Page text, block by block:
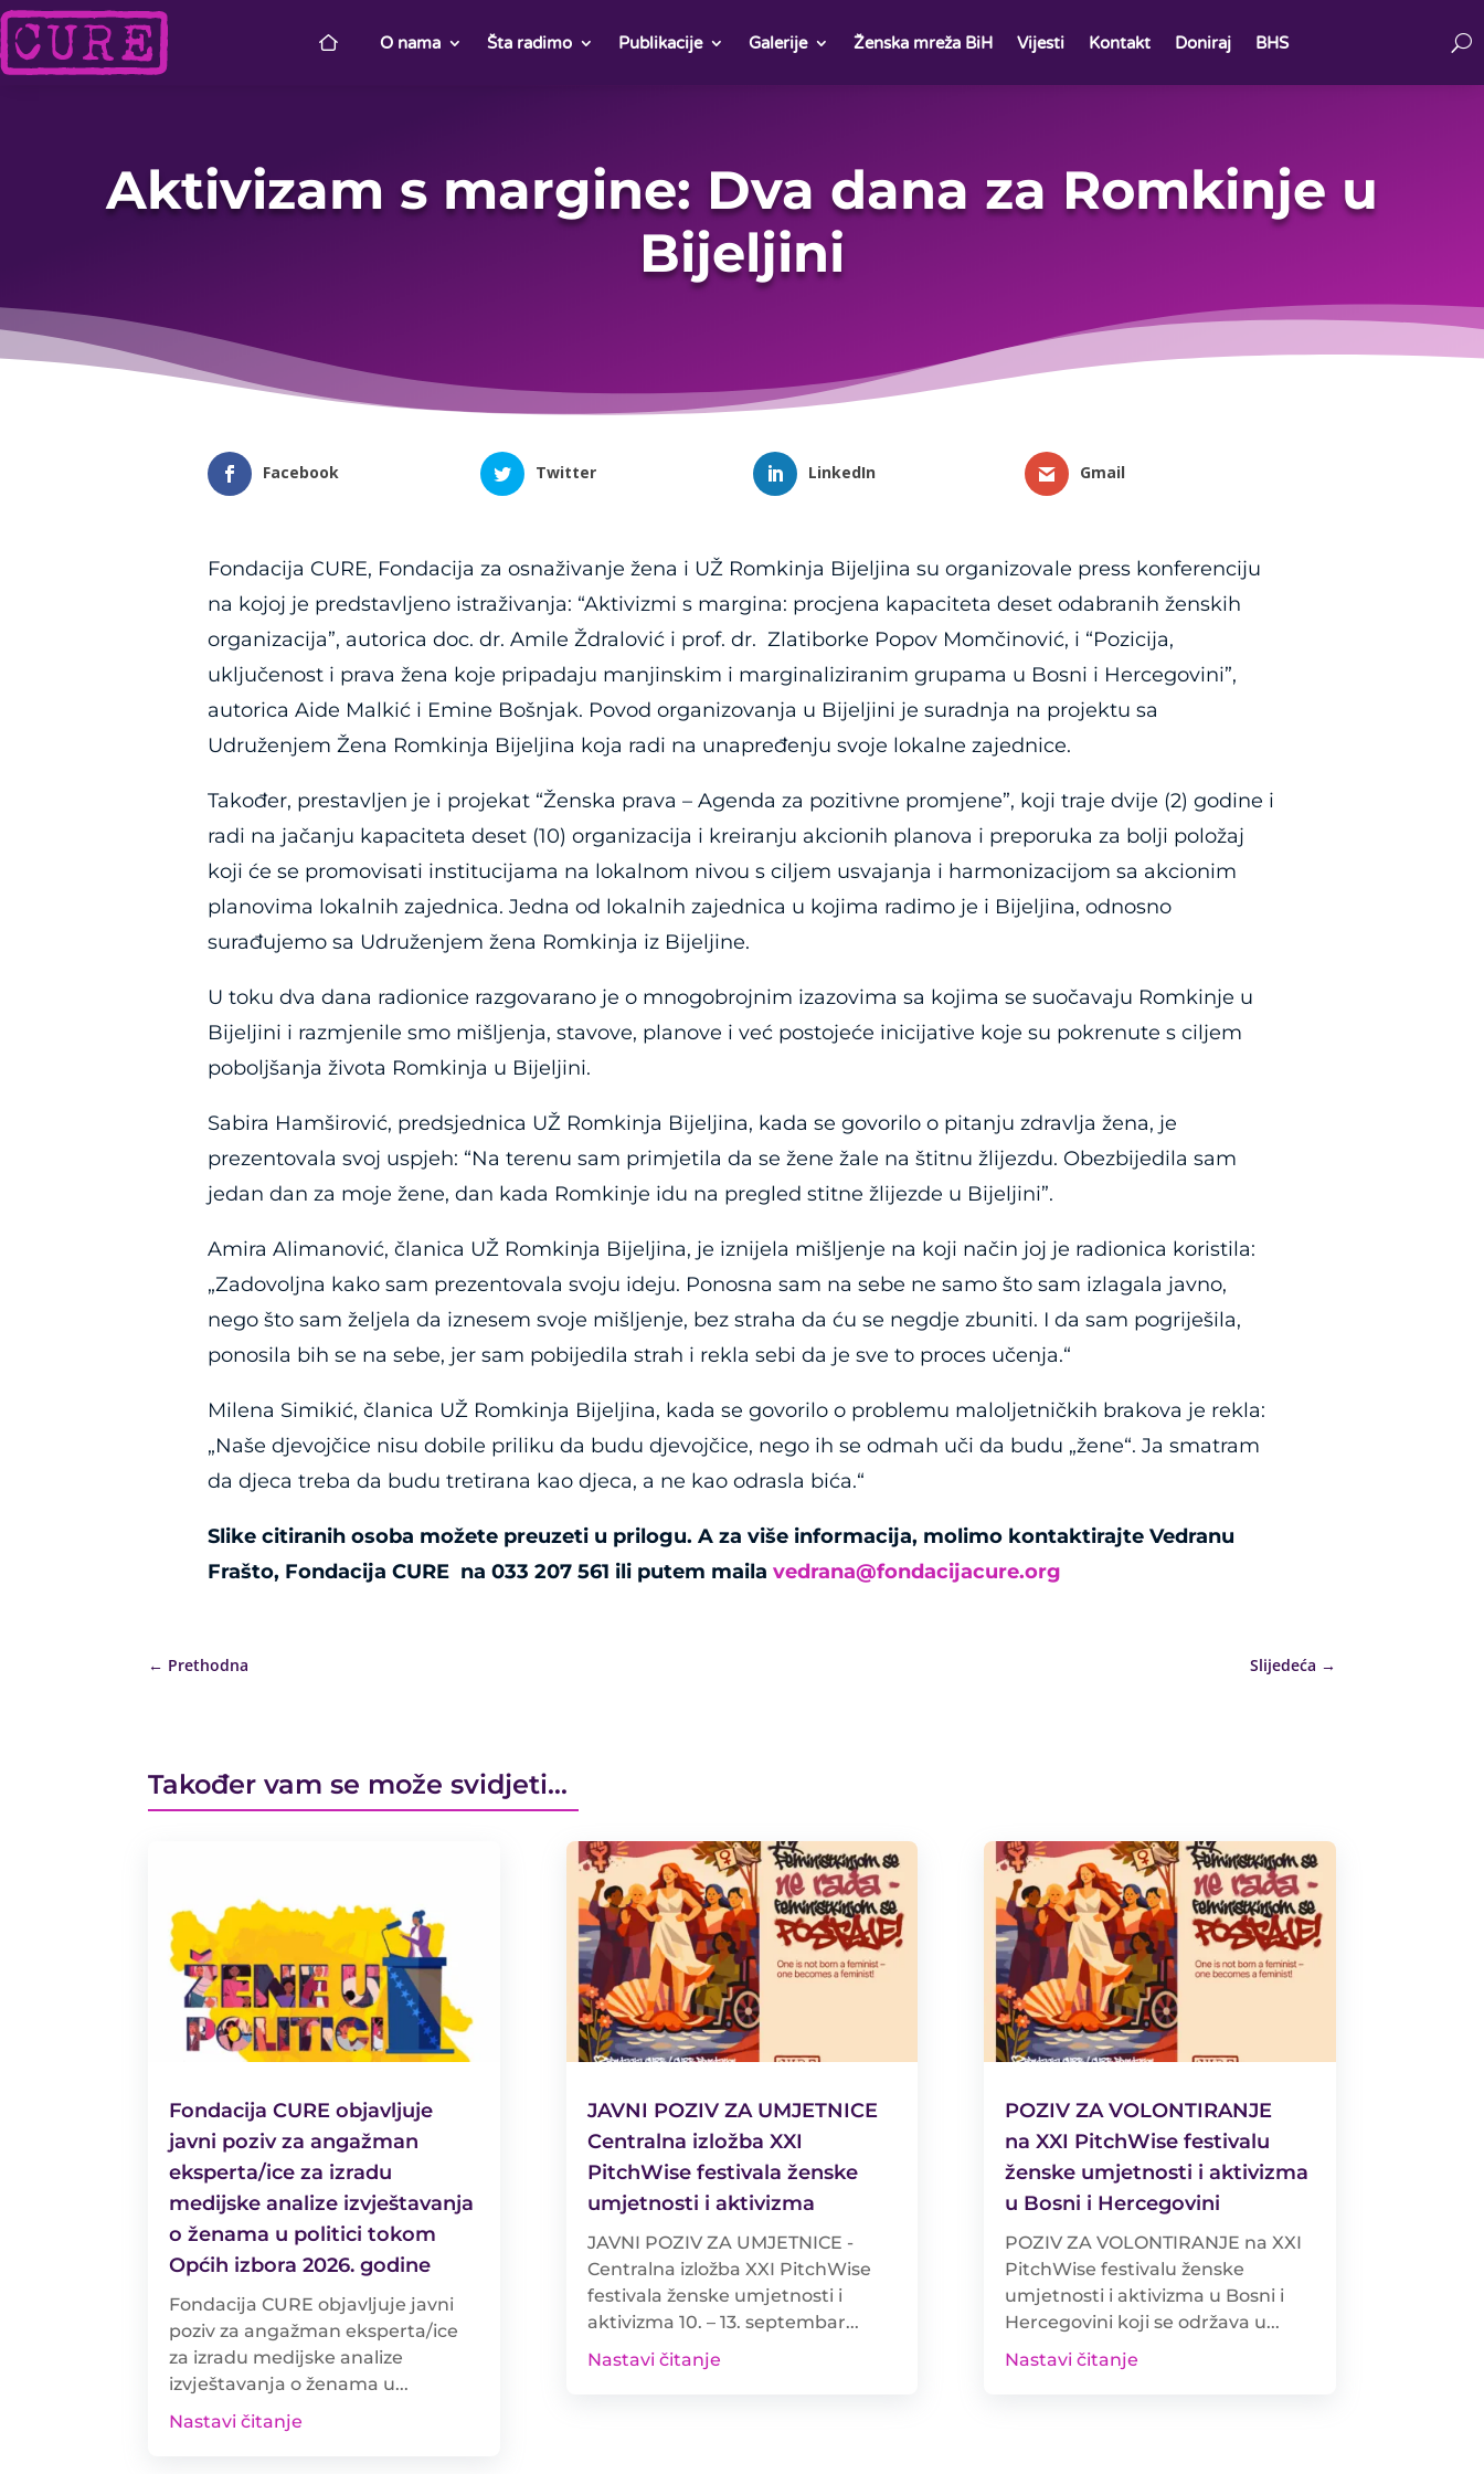
O nama Šta radimo Publikacije Galerije Ženska mreža BiH Vijesti Kontakt Doniraj BHS
Aktivizam s margine: Dva dana za Romkinje u
Bijeljini
Facebook Twitter LinkedIn Gmail
Fondacija CURE, Fondacija za osnaživanje žena i UŽ Romkinja Bijeljina su organizovale press konferenciju
na kojoj je predstavljeno istraživanja: “Aktivizmi s margina: procjena kapaciteta deset odabranih ženskih
organizacija”, autorica doc. dr. Amile Ždralović i prof. dr. Zlatiborke Popov Momčinović, i “Pozicija,
uključenost i prava žena koje pripadaju manjinskim i marginaliziranim grupama u Bosni i Hercegovini”,
autorica Aide Malkić i Emine Bošnjak. Povod organizovanja u Bijeljini je suradnja na projektu sa
Udruženjem Žena Romkinja Bijeljina koja radi na unapređenju svoje lokalne zajednice.
Također, prestavljen je i projekat “Ženska prava – Agenda za pozitivne promjene”, koji traje dvije (2) godine i
radi na jačanju kapaciteta deset (10) organizacija i kreiranju akcionih planova i preporuka za bolji položaj
koji će se promovisati institucijama na lokalnom nivou s ciljem usvajanja i harmonizacijom sa akcionim
planovima lokalnih zajednica. Jedna od lokalnih zajednica u kojima radimo je i Bijeljina, odnosno
surađujemo sa Udruženjem žena Romkinja iz Bijeljine.
U toku dva dana radionice razgovarano je o mnogobrojnim izazovima sa kojima se suočavaju Romkinje u
Bijeljini i razmjenile smo mišljenja, stavove, planove i već postojeće inicijative koje su pokrenute s ciljem
poboljšanja života Romkinja u Bijeljini.
Sabira Hamširović, predsjednica UŽ Romkinja Bijeljina, kada se govorilo o pitanju zdravlja žena, je
prezentovala svoj uspjeh: “Na terenu sam primjetila da se žene žale na štitnu žlijezdu. Obezbijedila sam
jedan dan za moje žene, dan kada Romkinje idu na pregled stitne žlijezde u Bijeljini”.
Amira Alimanović, članica UŽ Romkinja Bijeljina, je iznijela mišljenje na koji način joj je radionica koristila:
„Zadovoljna kako sam prezentovala svoju ideju. Ponosna sam na sebe ne samo što sam izlagala javno,
nego što sam željela da iznesem svoje mišljenje, bez straha da ću se negdje zbuniti. I da sam pogriješila,
ponosila bih se na sebe, jer sam pobijedila strah i rekla sebi da je sve to proces učenja.“
Milena Simikić, članica UŽ Romkinja Bijeljina, kada se govorilo o problemu maloljetničkih brakova je rekla:
„Naše djevojčice nisu dobile priliku da budu djevojčice, nego ih se odmah uči da budu „žene“. Ja smatram
da djeca treba da budu tretirana kao djeca, a ne kao odrasla bića.“
Slike citiranih osoba možete preuzeti u prilogu. A za više informacija, molimo kontaktirajte Vedranu
Frašto, Fondacija CURE na 033 207 561 ili putem mailavedrana@fondacijacure.org
← Prethodna Slijedeća →
Također vam se može svidjeti…
Fondacija CURE objavljuje
javni poziv za angažman
eksperta/ice za izradu
medijske analize izvještavanja
o ženama u politici tokom
Općih izbora 2026. godine
Fondacija CURE objavljuje javni
poziv za angažman eksperta/ice
za izradu medijske analize
izvještavanja o ženama u...
Nastavi čitanje
JAVNI POZIV ZA UMJETNICE
Centralna izložba XXI
PitchWise festivala ženske
umjetnosti i aktivizma
JAVNI POZIV ZA UMJETNICE -
Centralna izložba XXI PitchWise
festivala ženske umjetnosti i
aktivizma 10. – 13. septembar...
Nastavi čitanje
POZIV ZA VOLONTIRANJE
na XXI PitchWise festivalu
ženske umjetnosti i aktivizma
u Bosni i Hercegovini
POZIV ZA VOLONTIRANJE na XXI
PitchWise festivalu ženske
umjetnosti i aktivizma u Bosni i
Hercegovini koji se održava u...
Nastavi čitanje